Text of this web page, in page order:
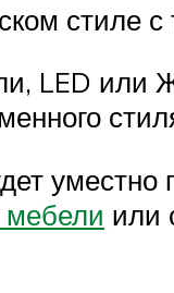
стиле
LED или
мебели или